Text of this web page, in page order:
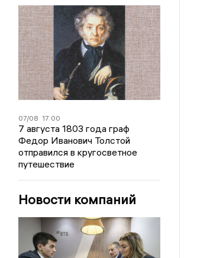
07/08 17:00
7 августа 1803 года граф
Федор Иванович Толстой
отправился в кругосветное
путешествие
Новости компаний